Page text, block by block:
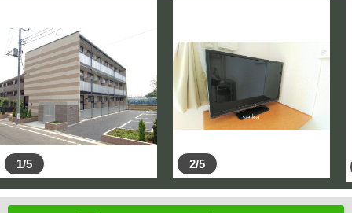
1/5 2/5